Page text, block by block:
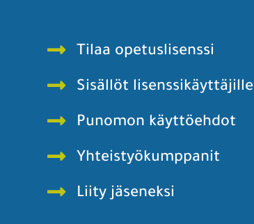
Tilaa opetuslisenssi
Sisällöt lisenssikäyttäjille
Punomon käyttöehdot
Yhteistyökumppanit
Liity jäseneksi